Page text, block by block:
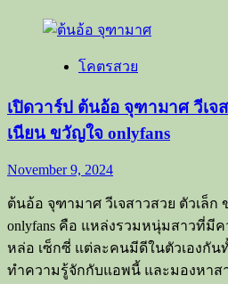
โคตรสวย
เปิดวาร์ป ต้นอ้อ จุฑามาศ วีเจ
เนียน ขวัญใจ onlyfans
November 9, 2024
ต้นอ้อ จุฑามาศ วีเจสาวสวย ตัวเล็ก
onlyfans คือ แหล่งรวมหนุ่มสาวที่มี
หล่อ เซ็กซี่ แต่ละคนมีดีในตัวเองกัน
ทำความรู้จักกับแอพนี้ และมองหาส